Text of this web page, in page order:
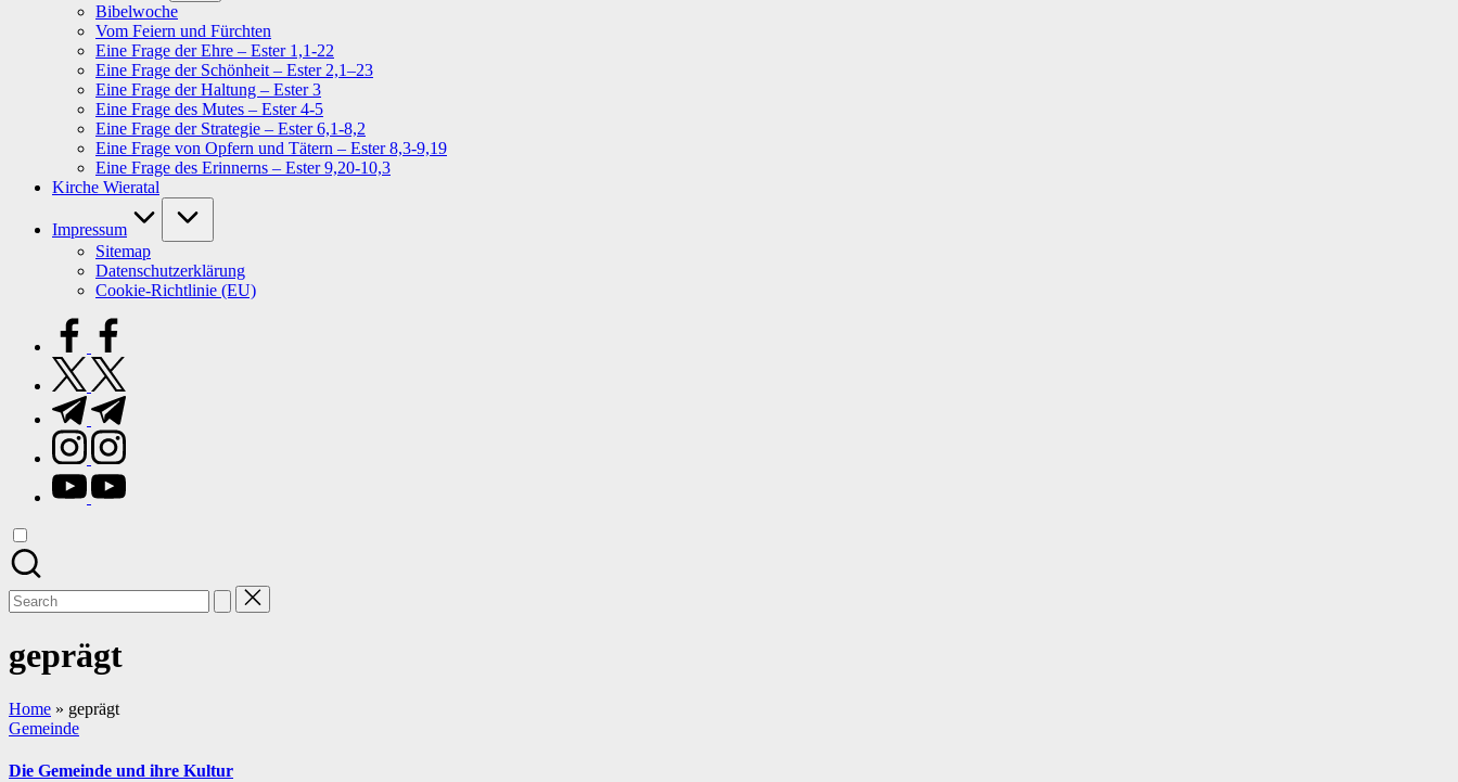
Bibelwoche
Vom Feiern und Fürchten
Eine Frage der Ehre – Ester 1,1-22
Eine Frage der Schönheit – Ester 2,1–23
Eine Frage der Haltung – Ester 3
Eine Frage des Mutes – Ester 4-5
Eine Frage der Strategie – Ester 6,1-8,2
Eine Frage von Opfern und Tätern – Ester 8,3-9,19
Eine Frage des Erinnerns – Ester 9,20-10,3
Kirche Wieratal
Impressum
Sitemap
Datenschutzerklärung
Cookie-Richtlinie (EU)
facebook.com
twitter.com
t.me
instagram.com
youtube.com
Search
for:
geprägt
Home » geprägt
Posted
Gemeinde
Die Gemeinde und ihre Kultur